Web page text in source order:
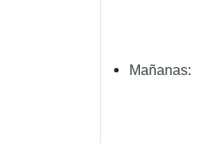
Mañanas: